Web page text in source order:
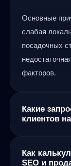
горячую
главных и
Основные
слабая
посадочных
факторов.
Какие
клиентов
«натяжные
Как
SEO и